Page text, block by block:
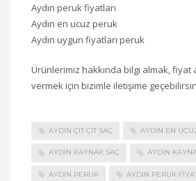
Aydın peruk fiyatları
Aydın en ucuz peruk
Aydın uygun fiyatları peruk
Ürünlerimiz hakkında bilgi almak, fiyat
vermek için bizimle iletişime
AYDIN ÇIT ÇIT SAÇ AYDIN EN
AYDIN KAYNAK SAÇ AYDIN
AYDIN PERUK AYDIN PERUK